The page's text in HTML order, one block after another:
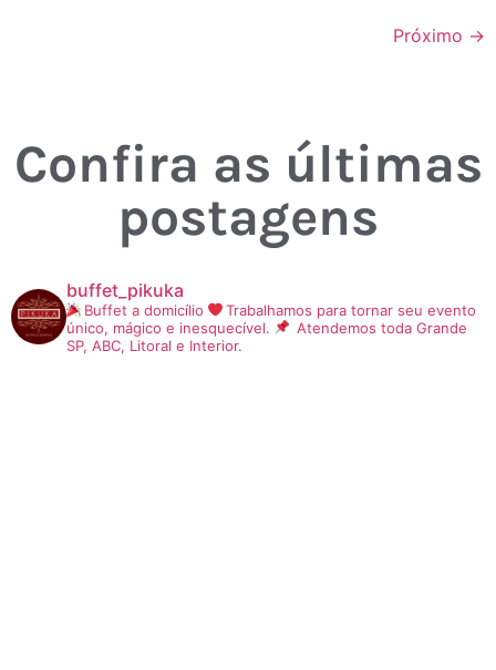
Próximo →
Confira as últimas
postagens
buffet_pikuka
Buffet a domicílio
Trabalhamos para tornar seu evento
único, mágico e inesquecível.
Atendemos toda Grande
SP, ABC, Litoral e Interior.